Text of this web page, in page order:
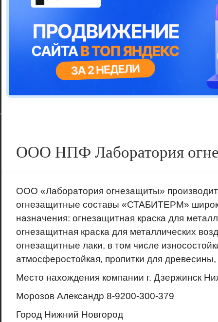
Школа
Шьем
ООО НПФ Лаборатория
ООО «Лаборатория огнезащиты»
огнезащитные составы «СТАБИТЕРМ»
назначения: огнезащитная краска для
огнезащитная краска для металлических
огнезащитные лаки, в том числе
атмосферостойкая, пропитки для древесины,
Место нахождения компании г. Дзержинск
Морозов Александр 8-9200-300-379
ГородНижний Новгород